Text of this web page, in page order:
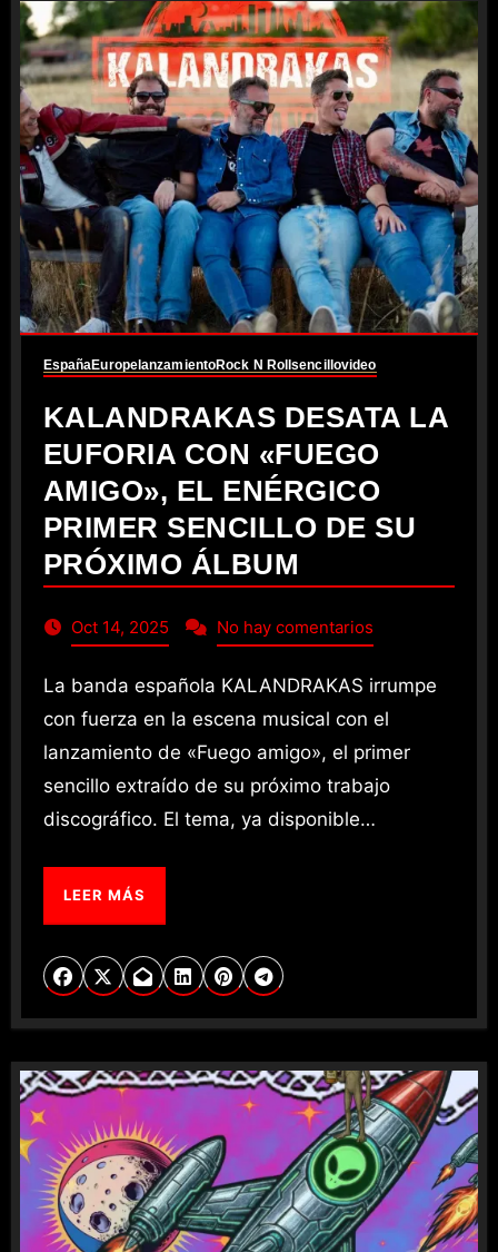
EspañaEuropelanzamientoRock N Rollsencillovideo
KALANDRAKAS DESATA LA
EUFORIA CON «FUEGO
AMIGO», EL ENÉRGICO
PRIMER SENCILLO DE SU
PRÓXIMO ÁLBUM
Oct 14, 2025 No hay comentarios
La banda española KALANDRAKAS irrumpe
con fuerza en la escena musical con el
lanzamiento de «Fuego amigo», el primer
sencillo extraído de su próximo trabajo
discográfico. El tema, ya disponible…
LEER MÁS